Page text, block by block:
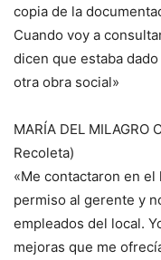
copia de la
Cuando voy a
dicen que estaba
otra obra social»
MARÍA DEL MILAGRO
Recoleta)
«Me contactaron en
permiso al gerente y
empleados del local.
mejoras que me